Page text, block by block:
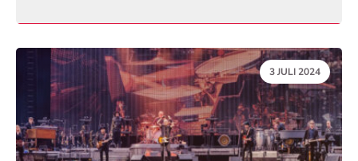
DATUM:
3 JULI 2024